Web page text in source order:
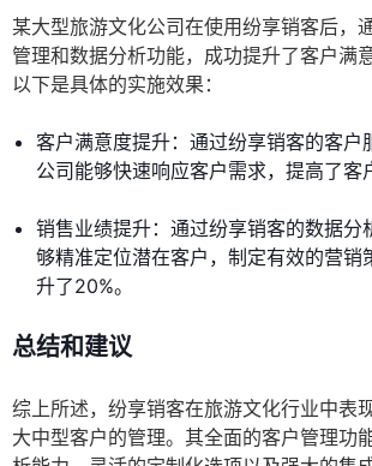
某大型旅游文化公司在使用纷享销客后，
管理和数据分析功能，成功提升了客户满
以下是具体的实施效果：
客户满意度提升：通过纷享销客的客户
公司能够快速响应客户需求，提高了客
销售业绩提升：通过纷享销客的数据分
够精准定位潜在客户，制定有效的营销
升了20%。
总结和建议
综上所述，纷享销客在旅游文化行业中表
大中型客户的管理。其全面的客户管理功